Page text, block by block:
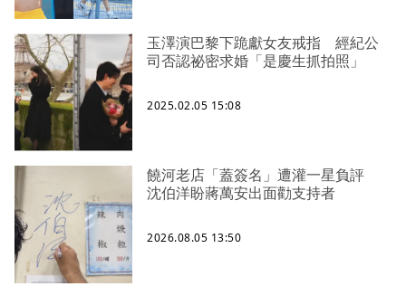
玉澤演巴黎下跪獻女友戒指 經紀公
司否認祕密求婚「是慶生抓拍照」
2025.02.05 15:08
饒河老店「蓋簽名」遭灌一星負評
沈伯洋盼蔣萬安出面勸支持者
2026.08.05 13:50